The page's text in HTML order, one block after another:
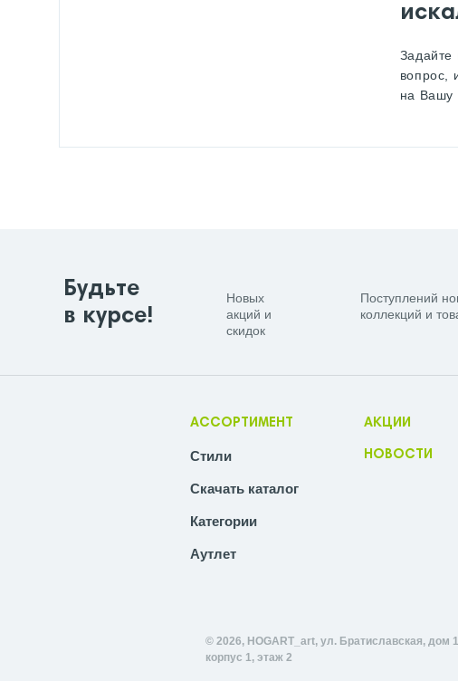
вопрос,
на Вашу
Будьте
в курсе!
Новых
акций и
скидок
Поступлений
коллекций и
АССОРТИМЕНТ
Стили
Скачать каталог
Категории
Аутлет
АКЦИИ
НОВОСТИ
© 2026, HOGART_art, ул. Братиславская, дом
корпус 1, этаж 2